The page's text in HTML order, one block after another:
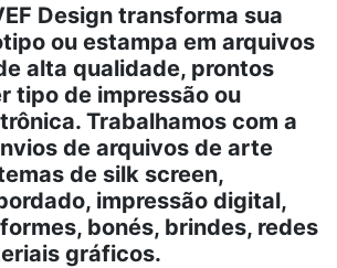
Design transforma sua
ou estampa em arquivos
alta qualidade, prontos
tipo de impressão ou
Trabalhamos com a
de arquivos de arte
de silk screen,
impressão digital,
bonés, brindes, redes
gráficos.